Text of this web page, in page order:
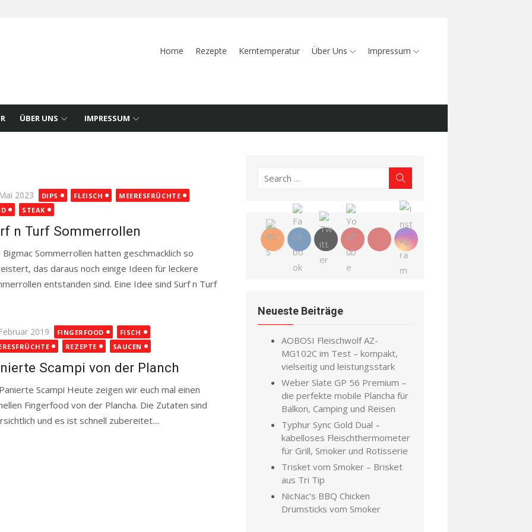
Home Rezepte Kerntemperatur Über Uns Impressum
ÜBER UNS IMPRESSUM
2023 DIPS FLEISCH
MEERESFRÜCHTE
STEAK
n Turf Sommerrollen
Bigmac Sommerrollen hatten geschmacklich so
das daraus noch einige Ideen für leckere
entstanden sind. Eine Idee sind Surf n Turf
2019 FINGERFOOD
FISCH
REZEPTE SAUCEN
Scampi von der Planch
Scampi Heute zeigen wir euch mal einen
Fingerfood von der Plancha. Die Zutaten sind
und es ist schnell zubereitet....
Search
Neueste Beiträge
AOBOSI Fleischwolf AZ-
MG102C im Test – kompakt,
vielseitig und leistungsstark
Weber Slate GP 56 Premium –
die perfekte mobile Plancha für
Balkon, Camping und Reisen
Typhur Sync Gold Dual –
kabelloses Fleischthermometer
für Grill, Smoker und Rotisserie
Trisket vom Smoker – Brisket
aus Tri Tip
NicNac’s BBQ Chicken
Drumsticks vom Smoker